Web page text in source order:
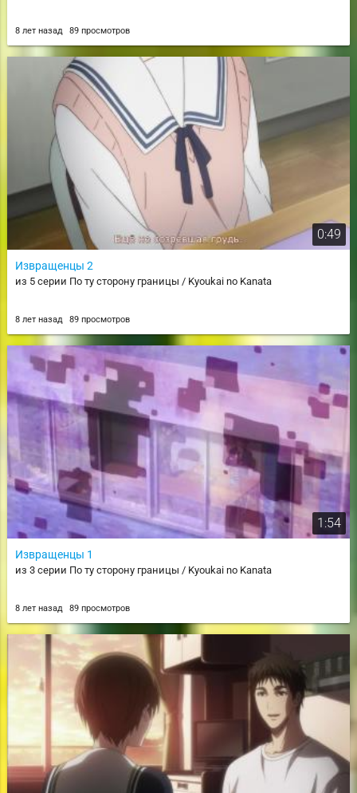
8 лет назад 89 просмотров
0:49
Извращенцы 2
из 5 серии По ту сторону границы / Kyoukai no Kanata
8 лет назад 89 просмотров
1:54
Извращенцы 1
из 3 серии По ту сторону границы / Kyoukai no Kanata
8 лет назад 89 просмотров